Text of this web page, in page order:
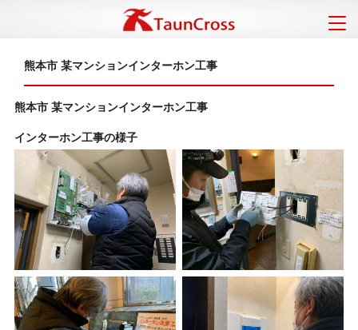
熊本市 某マンションインターホン工事
熊本市 某マンションインターホン工事
インターホン工事の様子